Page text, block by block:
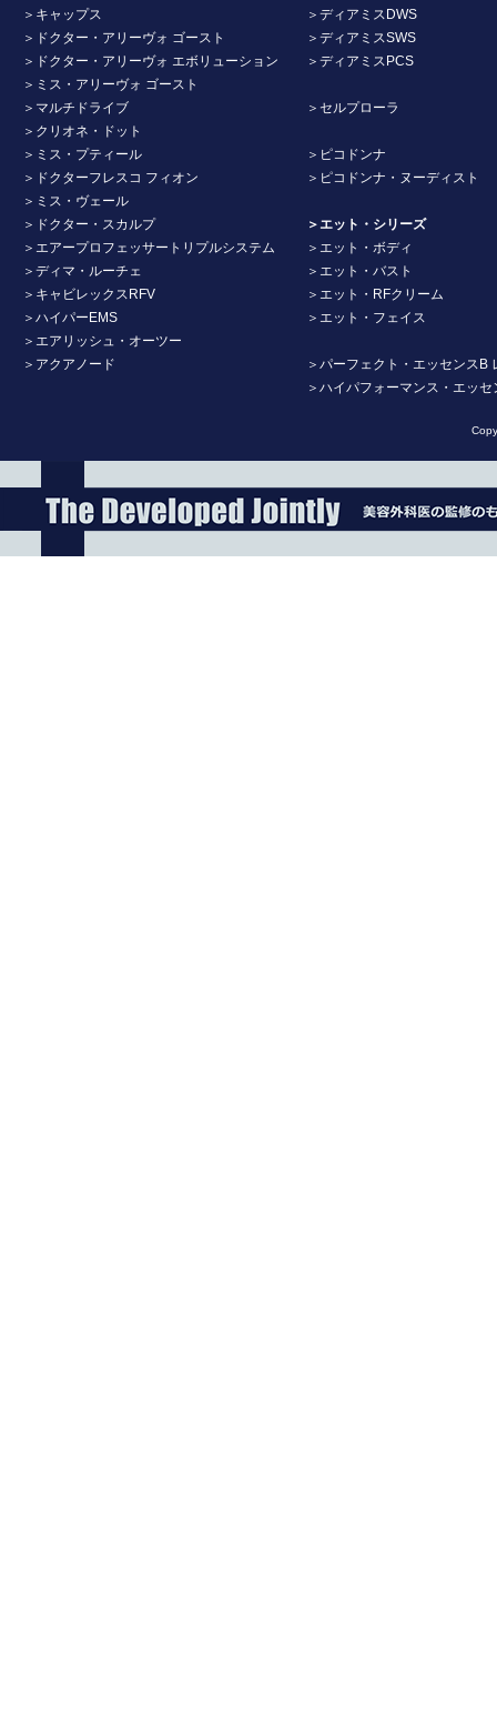
＞キャップス
＞ドクター・アリーヴォ ゴースト
＞ドクター・アリーヴォ エボリューション
＞ミス・アリーヴォ ゴースト
＞マルチドライブ
＞クリオネ・ドット
＞ミス・プティール
＞ドクターフレスコ フィオン
＞ミス・ヴェール
＞ドクター・スカルプ
＞エアープロフェッサートリプルシステム
＞ディマ・ルーチェ
＞キャビレックスRFV
＞ハイパーEMS
＞エアリッシュ・オーツー
＞アクアノード
＞ディアミスDWS
＞ディアミスSWS
＞ディアミスPCS
＞セルプローラ
＞ピコドンナ
＞ピコドンナ・ヌーディスト
＞エット・シリーズ
＞エット・ボディ
＞エット・バスト
＞エット・RFクリーム
＞エット・フェイス
＞パーフェクト・エッセンスB
＞ハイパフォーマンス・エッ